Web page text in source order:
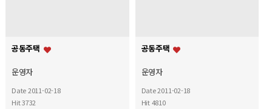
공동주택
운영자
Date 2011-02-18
Hit 3732
공동주택
운영자
Date 2011-02-18
Hit 4810